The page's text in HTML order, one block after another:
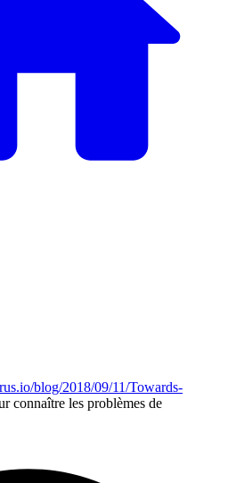
blog/2018/09/11/Towards-
connaître les problèmes de